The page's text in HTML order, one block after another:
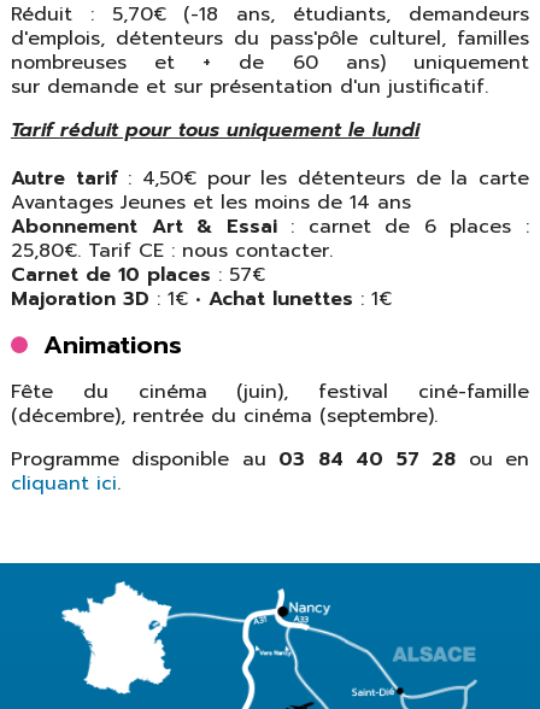
Réduit : 5,70€ (-18 ans, étudiants, demandeurs
d'emplois, détenteurs du pass'pôle culturel, familles
nombreuses et + de 60 ans) uniquement
sur demande et sur présentation d'un justificatif.
Tarif réduit pour tous uniquement le lundi
Autre tarif: 4,50€ pour les détenteurs de la carte
Avantages Jeunes et les moins de 14 ans
Abonnement Art & Essai: carnet de 6 places :
25,80€. Tarif CE : nous contacter.
Carnet de 10 places : 57€
Majoration 3D : 1€ • Achat lunettes : 1€
Animations
Fête du cinéma (juin), festival ciné-famille
(décembre), rentrée du cinéma (septembre).
Programme disponible au 03 84 40 57 28 ou en
cliquant ici.